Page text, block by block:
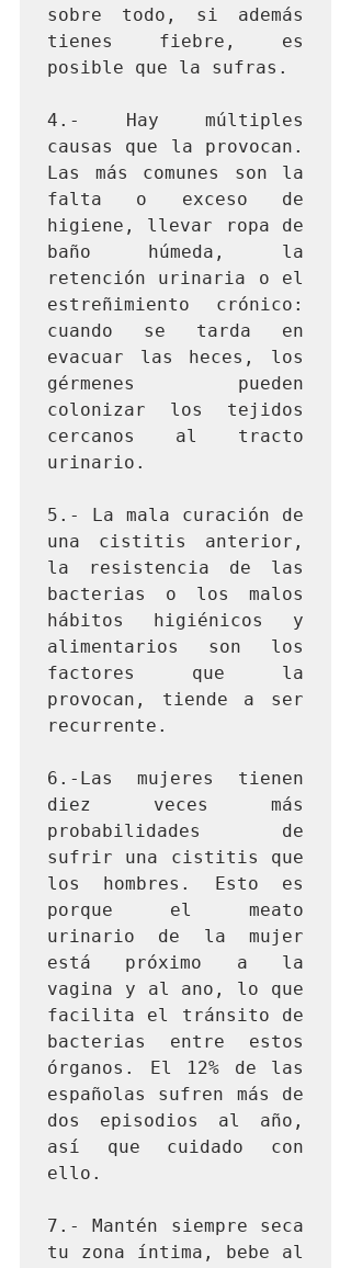
sobre todo, si además
tienes fiebre, es
posible que la sufras.
4.- Hay múltiples
causas que la provocan.
Las más comunes son la
falta o exceso de
higiene, llevar ropa de
baño húmeda, la
retención urinaria o el
estreñimiento crónico:
cuando se tarda en
evacuar las heces, los
gérmenes pueden
colonizar los tejidos
cercanos al tracto
urinario.
5.- La mala curación de
una cistitis anterior,
la resistencia de las
bacterias o los malos
hábitos higiénicos y
alimentarios son los
factores que la
provocan, tiende a ser
recurrente.
6.-Las mujeres tienen
diez veces más
probabilidades de
sufrir una cistitis que
los hombres. Esto es
porque el meato
urinario de la mujer
está próximo a la
vagina y al ano, lo que
facilita el tránsito de
bacterias entre estos
órganos. El 12% de las
españolas sufren más de
dos episodios al año,
así que cuidado con
ello.
7.- Mantén siempre seca
tu zona íntima, bebe al